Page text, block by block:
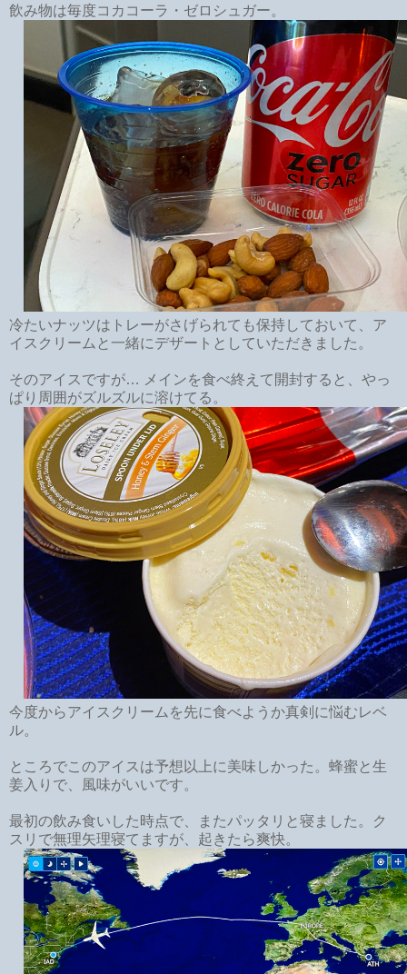
飲み物は毎度コカコーラ・ゼロシュガー。
冷たいナッツはトレーがさげられても保持しておいて、ア
イスクリームと一緒にデザートとしていただきました。
そのアイスですが… メインを食べ終えて開封すると、やっ
ぱり周囲がズルズルに溶けてる。
今度からアイスクリームを先に食べようか真剣に悩むレベ
ル。
ところでこのアイスは予想以上に美味しかった。蜂蜜と生
姜入りで、風味がいいです。
最初の飲み食いした時点で、またパッタリと寝ました。ク
スリで無理矢理寝てますが、起きたら爽快。